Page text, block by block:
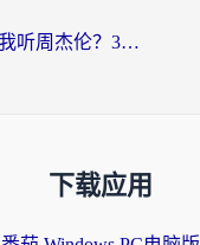
在美国怎么用酷我听周杰伦？3步搞定海外听歌难题
下载应用